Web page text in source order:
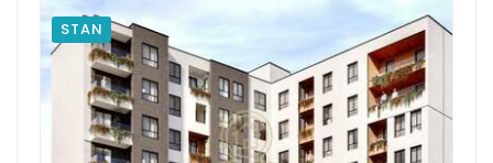
STAN